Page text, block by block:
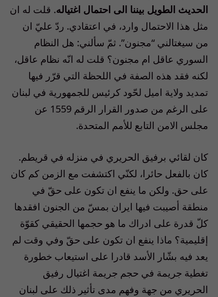
الحديث الطويل بيننا الى احتمال اغتياله. قلت له ان
مثل هذا الاحتمال وارد، في اعتقادي. ردّ عليّ ان
من سيغتالني “مجنون”. ثمّ سألني: هل النظام
السوري عاقل ام مجنون؟ قلت له انّه نظام عاقل،
لكنه فقد هذه الصفة في اللحظة التي قرّر فيها
تمديد ولاية اميل لحّود كرئيس للجمهورية في لبنان
على الرغم من صدور القرار الرقم 1559 عن
مجلس الامن التابع للأمم المتحدة.
كان لقائي برفيق الحريري في منزله في قريطم.
كان بالفعل حائرا، لكنّي اكتشفت مع الزمن كم كان
على حق. ولكن ما ينفع ان تكون على حقّ في
منطقة أصيبت فيها ايران بمسّ من الجنون افقدها
كلّ قدرة على ادراك ما هو حجمها الحقيقي كقوّة
إقليمية؟ ماذا ينفع ان تكون على حقّ وفي وقت لم
يعد فيه بشّار الأسد قادرا على استيعاب خطورة
تغطية جريمة في حجم جريمة اغتيال رفيق
الحريري من جهة وفهم مدى تأثير ذلك على لبنان